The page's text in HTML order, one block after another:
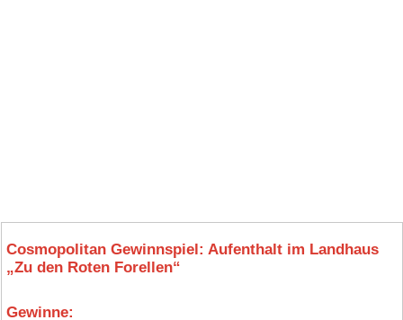
Cosmopolitan Gewinnspiel: Aufenthalt im Landhaus
„Zu den Roten Forellen“
Gewinne: